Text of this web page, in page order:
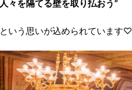
人々を隔てる壁を取り払おう”
という思いが込められています♡